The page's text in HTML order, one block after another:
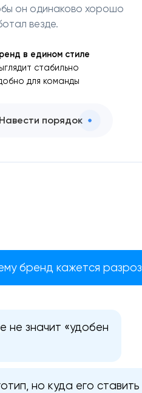
он одинаково хорошо
везде.
в едином стиле
стабильно
для команды
Навести порядок
бренд кажется
не значит «удобен
но куда его